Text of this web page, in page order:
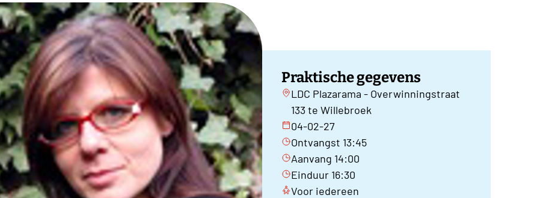
Praktische gegevens
LDC Plazarama - Overwinningstraat
133 te Willebroek
04-02-27
Ontvangst 13:45
Aanvang 14:00
Einduur 16:30
Voor iedereen